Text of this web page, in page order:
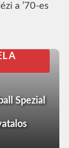
a ’70-es
A
Spezial